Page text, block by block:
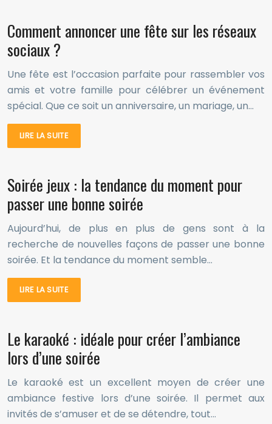
Comment annoncer une fête sur les réseaux
sociaux ?
Une fête est l’occasion parfaite pour rassembler vos
amis et votre famille pour célébrer un événement
spécial. Que ce soit un anniversaire, un mariage, un…
LIRE LA SUITE
Soirée jeux : la tendance du moment pour
passer une bonne soirée
Aujourd’hui, de plus en plus de gens sont à la
recherche de nouvelles façons de passer une bonne
soirée. Et la tendance du moment semble…
LIRE LA SUITE
Le karaoké : idéale pour créer l’ambiance
lors d’une soirée
Le karaoké est un excellent moyen de créer une
ambiance festive lors d’une soirée. Il permet aux
invités de s’amuser et de se détendre, tout…